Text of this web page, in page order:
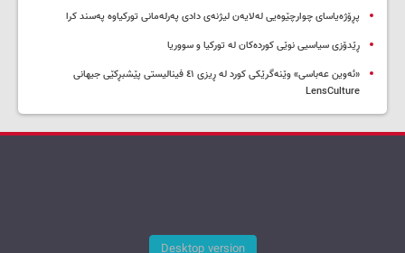
پڕۆژەیاسای چوارچێوەیی لەلایەن لیژنەی دادی پەرلەمانی تورکیاوە پەسند کرا
ڕێدۆزی سیاسیی نوێی کوردەکان لە تورکیا و سووریا
«ئەوین عەباسی» وێنەگرێکی کورد لە ڕیزی ٤١ فینالیستی پێشبڕکێی جیهانی
LensCulture